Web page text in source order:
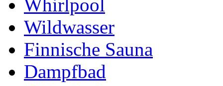
Whirlpool
Wildwasser
Finnische Sauna
Dampfbad